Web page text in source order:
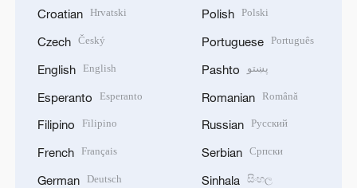
Croatian Hrvatski
Czech Český
English English
Esperanto Esperanto
Filipino Filipino
French Français
German Deutsch
Polish Polski
Portuguese Português
Pashto پښتو
Romanian Română
Russian Русский
Serbian Српски
Sinhala සිංහල